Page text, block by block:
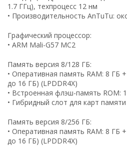
1.7 ГГц), техпроцесс 12 нм
• Производительность AnTuTu:
Графический процессор:
• ARM Mali-G57 MC2
Память версия 8/128 ГБ:
• Оперативная память RAM: 8 ГБ
до 16 ГБ) (LPDDR4X)
• Встроенная флэш-память ROM:
• Гибридный слот для карт
Память версия 8/256 ГБ:
• Оперативная память RAM: 8 ГБ
до 16 ГБ) (LPDDR4X)